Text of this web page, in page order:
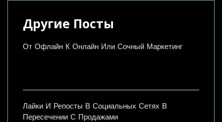
Другие Посты
От Офлайн К Онлайн Или Сочный Маркетинг
Лайки И Репосты В Социальных Сетях В
Пересечении С Продажами